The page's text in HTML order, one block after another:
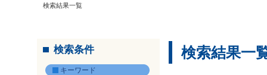
検索結果一覧
検索条件
キーワード
検索結果一